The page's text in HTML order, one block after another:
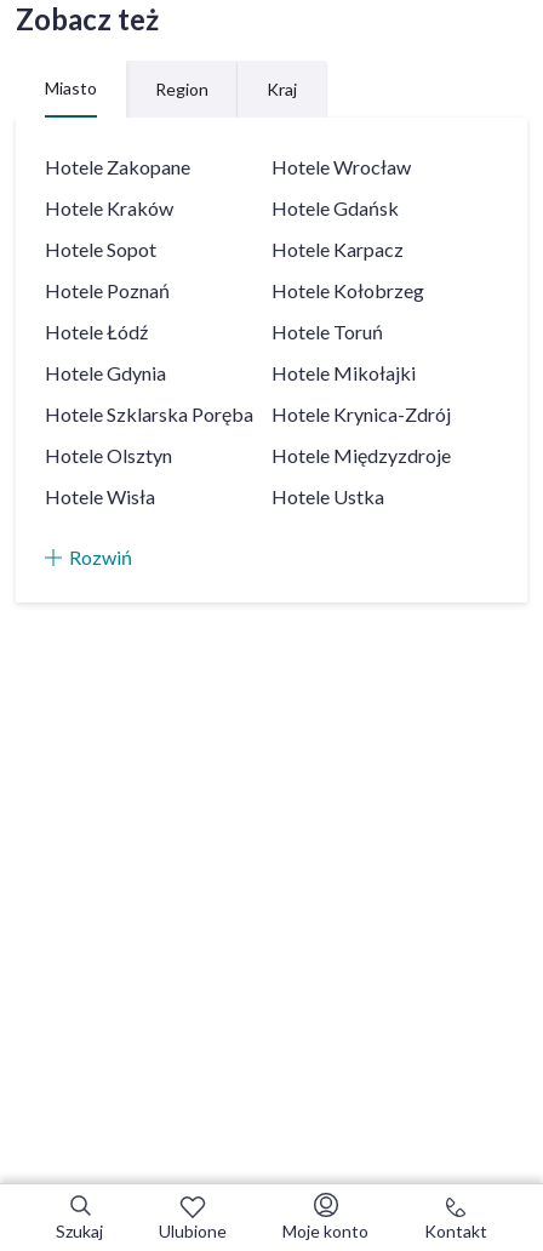
Zobacz też
Miasto Region Kraj
Hotele Zakopane HoteleWrocław
Hotele Kraków HoteleGdańsk
HoteleSopot Hotele Karpacz
Hotele Poznań Hotele Kołobrzeg
HoteleŁódź Hotele Toruń
HoteleGdynia Hotele Mikołajki
HoteleSzklarska Poręba Hotele Krynica-Zdrój
HoteleOlsztyn Hotele Międzyzdroje
HoteleWisła Hotele Ustka
Rozwiń
Szukaj Ulubione Moje konto Kontakt